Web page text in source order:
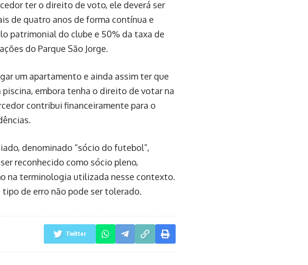
ter o direito de voto, ele deverá ser
de quatro anos de forma contínua e
patrimonial do clube e 50% da taxa de
do Parque São Jorge.
um apartamento e ainda assim ter que
piscina, embora tenha o direito de votar na
contribui financeiramente para o
denominado “sócio do futebol”,
reconhecido como sócio pleno,
na terminologia utilizada nesse contexto.
de erro não pode ser tolerado.
Twitter